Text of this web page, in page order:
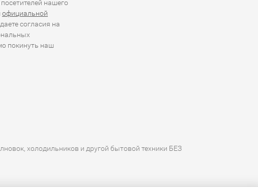
нашего
официальной
согласия на
покинуть наш
холодильников и другой бытовой техники БЕЗ